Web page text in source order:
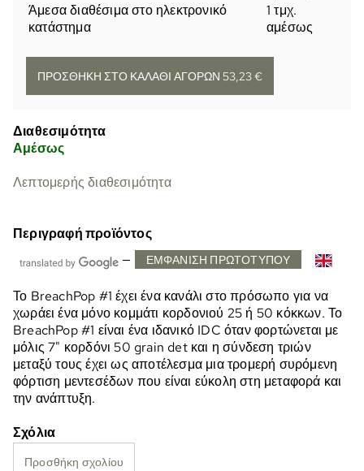
Άμεσα διαθέσιμα στο ηλεκτρονικό
κατάστημα
1 τμχ.
αμέσως
Διαθεσιμότητα
Αμέσως
Λεπτομερής διαθεσιμότητα
Περιγραφή προϊόντος
—
ΕΜΦΆΝΙΣΗ ΠΡΩΤΌΤΥΠΟΥ
Το BreachPop #1 έχει ένα κανάλι στο πρόσωπο για να
χωράει ένα μόνο κομμάτι κορδονιού 25 ή 50 κόκκων. Το
BreachPop #1 είναι ένα ιδανικό IDC όταν φορτώνεται με
μόλις 7" κορδόνι 50 grain det και η σύνδεση τριών
μεταξύ τους έχει ως αποτέλεσμα μια τρομερή συρόμενη
φόρτιση μεντεσέδων που είναι εύκολη στη μεταφορά και
την ανάπτυξη.
Σχόλια
Προσθήκη σχολίου